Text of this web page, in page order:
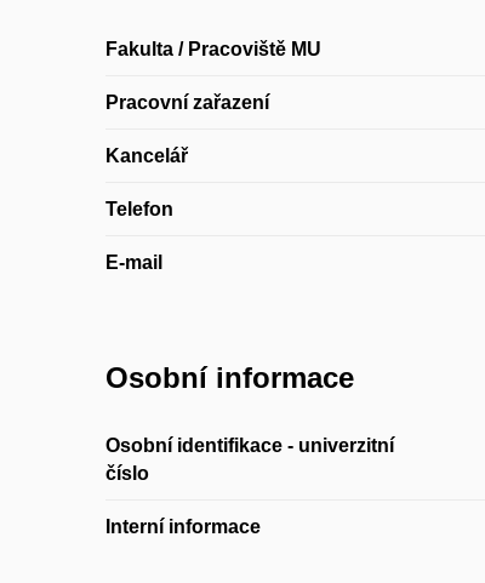
Fakulta / Pracoviště MU
Pracovní zařazení
Kancelář
Telefon
E-mail
Osobní informace
Osobní identifikace - univerzitní
číslo
Interní informace